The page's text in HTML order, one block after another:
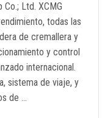
Co.; Ltd. XCMG
todas las
de cremallera y
y control
internacional.
sistema de viaje, y
de …